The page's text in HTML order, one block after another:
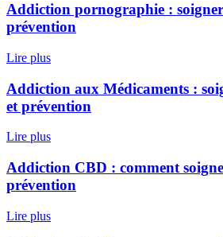
Addiction pornographie : soigner
prévention
Lire plus
Addiction aux Médicaments :
et prévention
Lire plus
Addiction CBD : comment
prévention
Lire plus